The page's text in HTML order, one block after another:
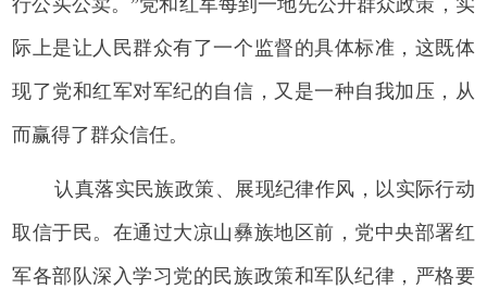
行公买公卖。”党和红军每到一地先公开群众政策，实
际上是让人民群众有了一个监督的具体标准，这既体
现了党和红军对军纪的自信，又是一种自我加压，从
而赢得了群众信任。
认真落实民族政策、展现纪律作风，以实际行动
取信于民。在通过大凉山彝族地区前，党中央部署红
军各部队深入学习党的民族政策和军队纪律，严格要